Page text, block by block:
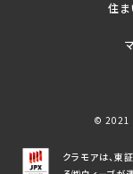
住ま
© 2021
クラモアは、東